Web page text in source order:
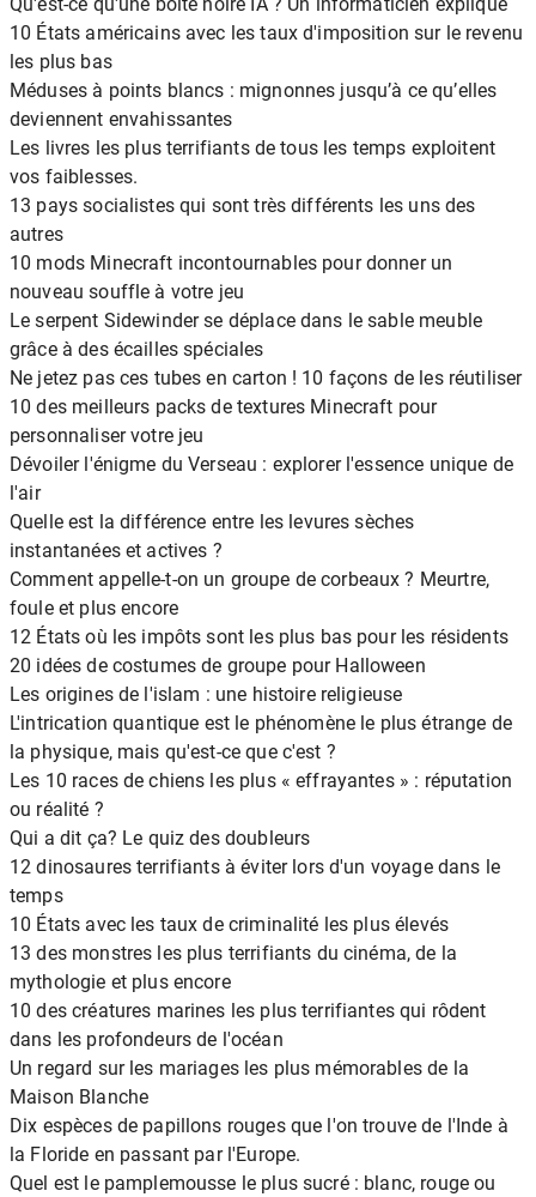
10 États américains avec les taux d'imposition sur le revenu
les plus bas
Méduses à points blancs : mignonnes jusqu’à ce qu’elles
deviennent envahissantes
Les livres les plus terrifiants de tous les temps exploitent
vos faiblesses.
13 pays socialistes qui sont très différents les uns des
autres
10 mods Minecraft incontournables pour donner un
nouveau souffle à votre jeu
Le serpent Sidewinder se déplace dans le sable meuble
grâce à des écailles spéciales
Ne jetez pas ces tubes en carton ! 10 façons de les réutiliser
10 des meilleurs packs de textures Minecraft pour
personnaliser votre jeu
Dévoiler l'énigme du Verseau : explorer l'essence unique de
l'air
Quelle est la différence entre les levures sèches
instantanées et actives ?
Comment appelle-t-on un groupe de corbeaux ? Meurtre,
foule et plus encore
12 États où les impôts sont les plus bas pour les résidents
20 idées de costumes de groupe pour Halloween
Les origines de l'islam : une histoire religieuse
L'intrication quantique est le phénomène le plus étrange de
la physique, mais qu'est-ce que c'est ?
Les 10 races de chiens les plus « effrayantes » : réputation
ou réalité ?
Qui a dit ça? Le quiz des doubleurs
12 dinosaures terrifiants à éviter lors d'un voyage dans le
temps
10 États avec les taux de criminalité les plus élevés
13 des monstres les plus terrifiants du cinéma, de la
mythologie et plus encore
10 des créatures marines les plus terrifiantes qui rôdent
dans les profondeurs de l'océan
Un regard sur les mariages les plus mémorables de la
Maison Blanche
Dix espèces de papillons rouges que l'on trouve de l'Inde à
la Floride en passant par l'Europe.
Quel est le pamplemousse le plus sucré : blanc, rouge ou